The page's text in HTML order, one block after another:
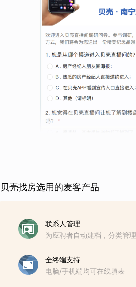
贝壳找房选用的麦客产品
联系人管理
为应聘者自动建档，分类管理
全终端支持
电脑/手机端均可在线填表